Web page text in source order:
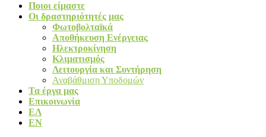
Ποιοι είμαστε
Οι δραστηριότητές μας
Φωτοβολταïκά​
Αποθήκευση Ενέργειας
Ηλεκτροκίνηση
Κλιματισμός
Λειτουργία και Συντήρηση
Αναβάθμιση Υποδομών
Τα έργα μας
Επικοινωνία
ΕΛ
EN